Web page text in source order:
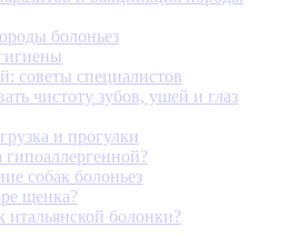
болоньез
советы специалистов
чистоту зубов, ушей и глаз
и прогулки
гипоаллергенной?
собак болоньез
щенка?
итальянской болонки?